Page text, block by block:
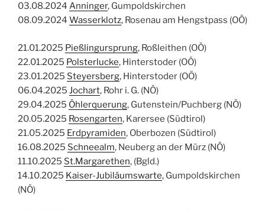
03.08.2024 Anninger, Gumpoldskirchen
08.09.2024 Wasserklotz, Rosenau am Hengstpass (OÖ)
21.01.2025 Pießlingursprung, Roßleithen (OÖ)
22.01.2025 Polsterlucke, Hinterstoder (OÖ)
23.01.2025 Steyersberg, Hinterstoder (OÖ)
06.04.2025 Jochart, Rohr i. G. (NÖ)
29.04.2025 Öhlerquerung, Gutenstein/Puchberg (NÖ)
20.05.2025 Rosengarten, Karersee (Südtirol)
21.05.2025 Erdpyramiden, Oberbozen (Südtirol)
16.08.2025 Schneealm, Neuberg an der Mürz (NÖ)
11.10.2025 St.Margarethen, (Bgld.)
14.10.2025 Kaiser-Jubiläumswarte, Gumpoldskirchen
(NÖ)